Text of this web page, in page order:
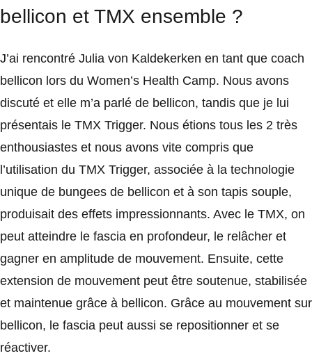
bellicon et TMX ensemble ?
J’ai rencontré Julia von Kaldekerken en tant que coach
bellicon lors du Women’s Health Camp. Nous avons
discuté et elle m’a parlé de bellicon, tandis que je lui
présentais le TMX Trigger. Nous étions tous les 2 très
enthousiastes et nous avons vite compris que
l’utilisation du TMX Trigger, associée à la technologie
unique de bungees de bellicon et à son tapis souple,
produisait des effets impressionnants. Avec le TMX, on
peut atteindre le fascia en profondeur, le relâcher et
gagner en amplitude de mouvement. Ensuite, cette
extension de mouvement peut être soutenue, stabilisée
et maintenue grâce à bellicon. Grâce au mouvement sur
bellicon, le fascia peut aussi se repositionner et se
réactiver.